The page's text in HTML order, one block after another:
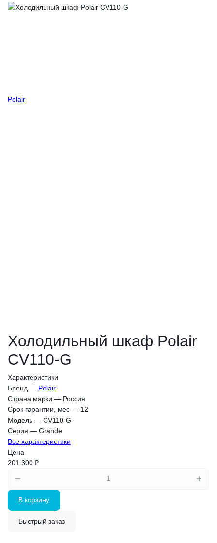
Polair
Холодильный шкаф Polair
CV110-G
Характеристики
Бренд — Polair
Страна марки — Россия
Срок гарантии, мес — 12
Модель — CV110-G
Серия — Grande
Все характеристики
Цена
201 300 ₽
В корзину
Быстрый заказ